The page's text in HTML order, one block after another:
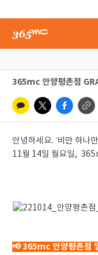
365mc 안양평촌점
안녕하세요. ‘비만 하나
11월 14일 월요일,
📢 365mc 안양평촌점